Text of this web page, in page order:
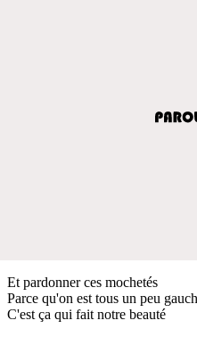
Et pardonner ces mochetés
Parce qu'on est tous un peu
C'est ça qui fait notre beauté